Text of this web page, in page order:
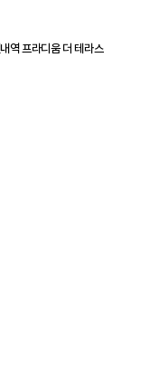
역 프라디움 더 테라스